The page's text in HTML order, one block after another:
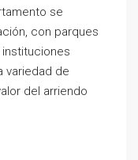
se
con parques
variedad de
del arriendo